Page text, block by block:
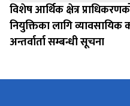
विशेष आर्थिक क्षेत्र
नियुक्तिका लागि व्यावसायिक
अन्तर्वार्ता सम्बन्धी सूचना